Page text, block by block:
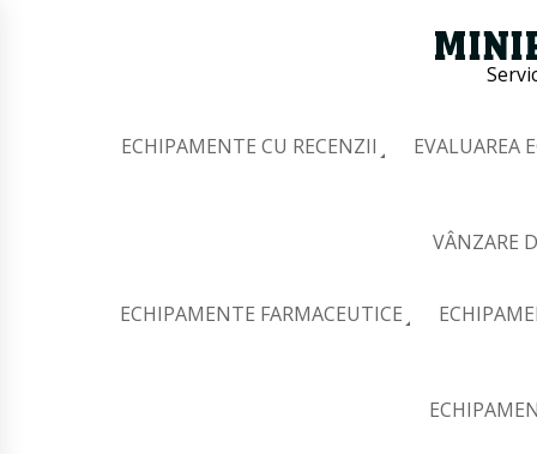
ECHIPAMENTE CU RECENZII EVALUAREA
VÂNZARE
ECHIPAMENTE FARMACEUTICE